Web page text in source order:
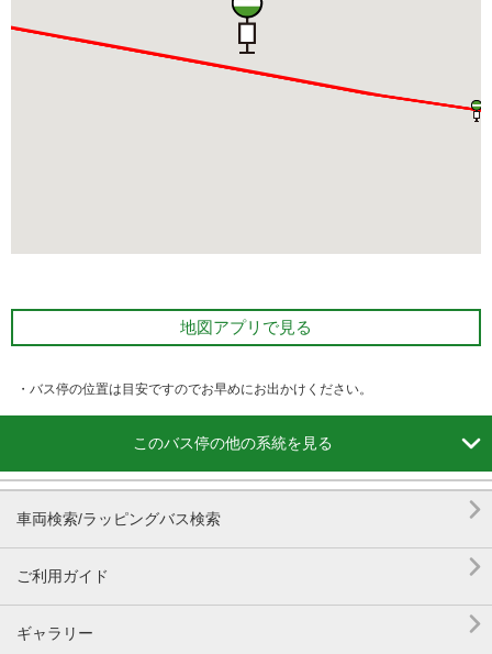
地図アプリで見る
・バス停の位置は目安ですのでお早めにお出かけください。
このバス停の他の系統を見る 
車両検索/ラッピングバス検索 
ご利用ガイド 
ギャラリー 